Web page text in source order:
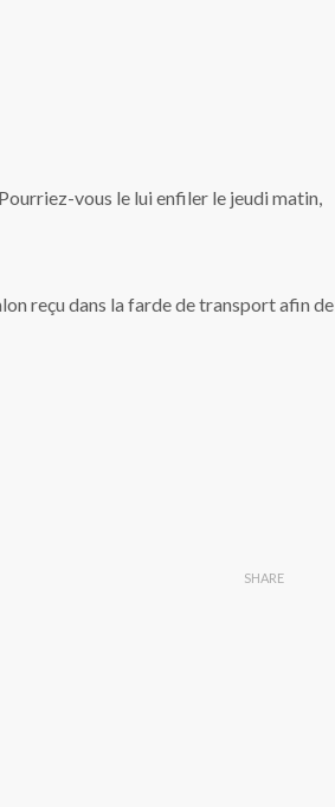
vous le lui enfiler le jeudi matin,
reçu dans la farde de transport afin de
SHARE